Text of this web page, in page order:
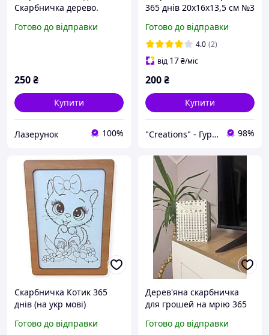
Скарбничка дерево.
"Подорожі" (M)
Готово до відправки
250₴
Купити
Лазерунок 100%
365 днів 20х16х13,5 см №3
Готово до відправки
4.0 (2)
від 17₴/міс
200₴
Купити
"Creations" - Гуртово-роздрібний інтернет-магазин креативних виробів 98%
Скарбничка Котик 365
днів (на укр мові)
Готово до відправки
Дерев'яна скарбничка
для грошей на мрію 365
скарбнички
Готово до відправки